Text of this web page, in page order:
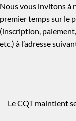
Nous vous invitons à
premier temps sur le
(inscription,
etc.) à l’adresse
Le CQT maintient